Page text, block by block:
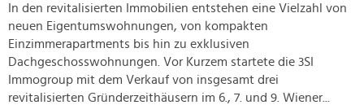
In den revitalisierten Immobilien entstehen eine Vielzahl von
neuen Eigentumswohnungen, von kompakten
Einzimmerapartments bis hin zu exklusiven
Dachgeschosswohnungen. Vor Kurzem startete die 3SI
Immogroup mit dem Verkauf von insgesamt drei
revitalisierten Gründerzeithäusern im 6., 7. und 9. Wiener...